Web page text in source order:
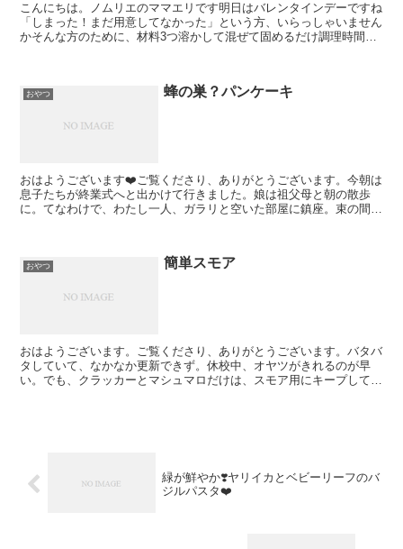
こんにちは。ノムリエのママエリです明日はバレンタインデーですね
「しまった！まだ用意してなかった」という方、いらっしゃいません
かそんな方のために、材料3つ溶かして混ぜて固めるだけ調理時間5
おやつ 蜂の巣？パンケーキ
おはようございます❤️ご覧くださり、ありがとうございます。今朝は
息子たちが終業式へと出かけて行きました。娘は祖父母と朝の散歩
に。てなわけで、わたし一人、ガラリと空いた部屋に鎮座。束の間の
おやつ 簡単スモア
おはようございます。ご覧くださり、ありがとうございます。バタバ
タしていて、なかなか更新できず。休校中、オヤツがきれるのが早
い。でも、クラッカーとマシュマロだけは、スモア用にキープしてお
緑が鮮やか❣️ヤリイカとベビーリーフのバ
ジルパスタ❤️